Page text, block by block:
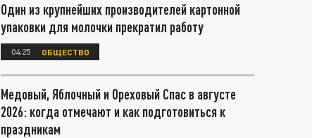
Один из крупнейших производителей картонной
упаковки для молочки прекратил работу
04:25 ОБЩЕСТВО
Медовый, Яблочный и Ореховый Спас в августе
2026: когда отмечают и как подготовиться к
праздникам